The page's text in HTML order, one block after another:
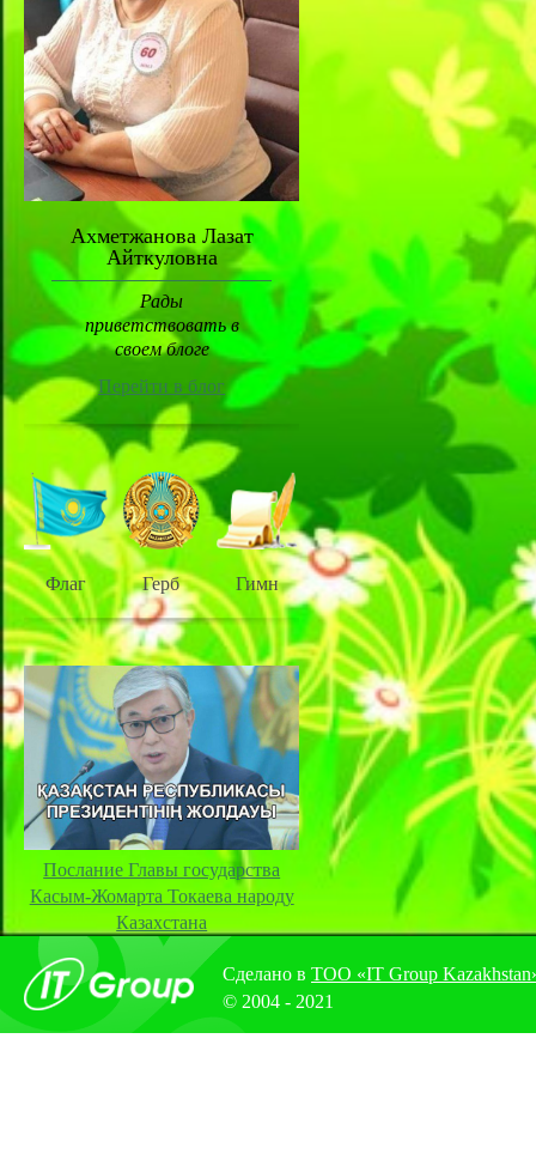
Ахметжанова Лазат
Айткуловна
Рады
приветствовать в
своем блоге
Перейти в блог
Флаг Герб Гимн
Послание Главы государства
Касым-Жомарта Токаева народу
Казахстана
Сделано в ТОО «IT Group
© 2004 - 2021